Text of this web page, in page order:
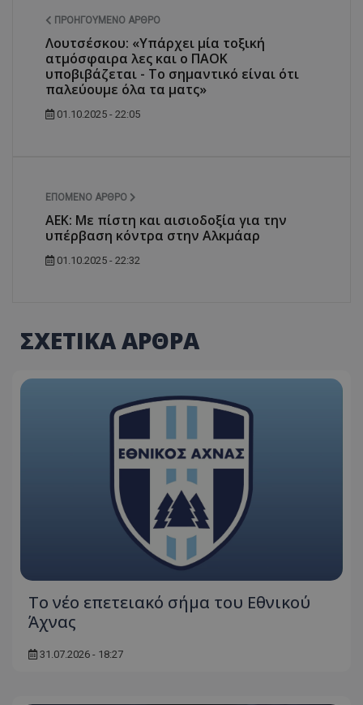
ΠΡΟΗΓΟΎΜΕΝΟ ΆΡΘΡΟ
Λουτσέσκου: «Υπάρχει μία τοξική
ατμόσφαιρα λες και ο ΠΑΟΚ
υποβιβάζεται - Το σημαντικό είναι ότι
παλεύουμε όλα τα ματς»
01.10.2025 - 22:05
ΕΠΌΜΕΝΟ ΆΡΘΡΟ
ΑΕΚ: Με πίστη και αισιοδοξία για την
υπέρβαση κόντρα στην Αλκμάαρ
01.10.2025 - 22:32
ΣΧΕΤΙΚΑ ΑΡΘΡΑ
Το νέο επετειακό σήμα του Εθνικού
Άχνας
31.07.2026 - 18:27